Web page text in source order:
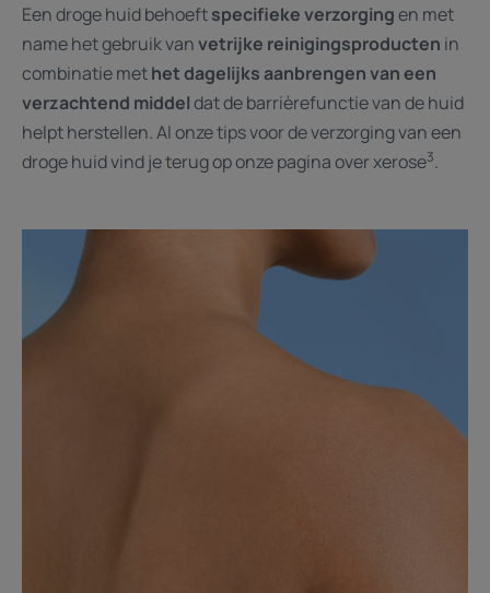
Een droge huid behoeftspecifieke verzorgingen met
name het gebruik vanvetrijke reinigingsproducten in
combinatie methet dagelijks aanbrengen van een
verzachtend middeldat de barrièrefunctie van de huid
helpt herstellen. Al onze tips voor de verzorging van een
droge huid vind je terug op onze pagina over xerose3.